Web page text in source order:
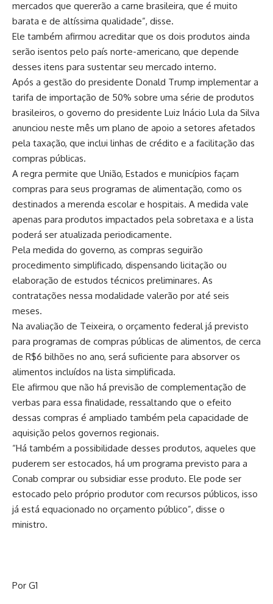
mercados que quererão a carne brasileira, que é muito
barata e de altíssima qualidade”, disse.
Ele também afirmou acreditar que os dois produtos ainda
serão isentos pelo país norte-americano, que depende
desses itens para sustentar seu mercado interno.
Após a gestão do presidente Donald Trump implementar a
tarifa de importação de 50% sobre uma série de produtos
brasileiros, o governo do presidente Luiz Inácio Lula da Silva
anunciou neste mês um plano de apoio a setores afetados
pela taxação, que inclui linhas de crédito e a facilitação das
compras públicas.
A regra permite que União, Estados e municípios façam
compras para seus programas de alimentação, como os
destinados a merenda escolar e hospitais. A medida vale
apenas para produtos impactados pela sobretaxa e a lista
poderá ser atualizada periodicamente.
Pela medida do governo, as compras seguirão
procedimento simplificado, dispensando licitação ou
elaboração de estudos técnicos preliminares. As
contratações nessa modalidade valerão por até seis
meses.
Na avaliação de Teixeira, o orçamento federal já previsto
para programas de compras públicas de alimentos, de cerca
de R$6 bilhões no ano, será suficiente para absorver os
alimentos incluídos na lista simplificada.
Ele afirmou que não há previsão de complementação de
verbas para essa finalidade, ressaltando que o efeito
dessas compras é ampliado também pela capacidade de
aquisição pelos governos regionais.
“Há também a possibilidade desses produtos, aqueles que
puderem ser estocados, há um programa previsto para a
Conab comprar ou subsidiar esse produto. Ele pode ser
estocado pelo próprio produtor com recursos públicos, isso
já está equacionado no orçamento público”, disse o
ministro.
Por G1